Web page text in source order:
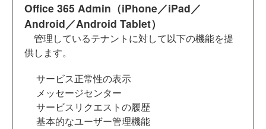
Office 365 Admin（iPhone／iPad／
Android／Android Tablet）
管理しているテナントに対して以下の機能を提
供します。
サービス正常性の表示
メッセージセンター
サービスリクエストの履歴
基本的なユーザー管理機能